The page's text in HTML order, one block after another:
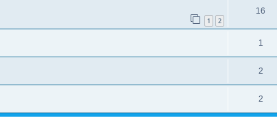
1 2
16
1
2
2